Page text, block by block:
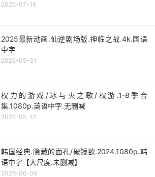
2025-07-16
2025最新动画.仙逆剧场版.神临之战.4k.国语
中字
2025-05-31
权力的游戏/冰与火之歌/权游.1-8季合
集.1080p.英语中字.无删减
2025-05-12
韩国经典.隐藏的面孔/破镜欲.2024.1080p.韩
语中字【大尺度.未删减】
2026-06-05